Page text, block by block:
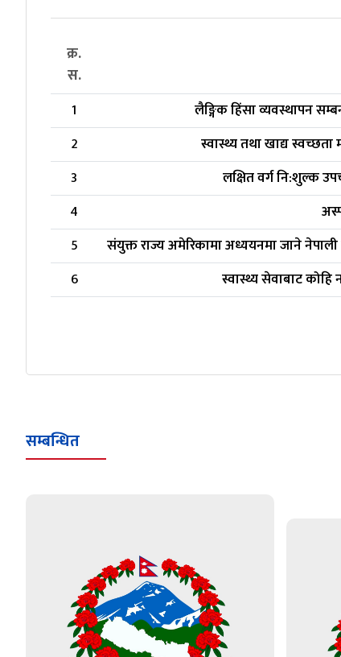
क्र.
स.
1 लैङ्गिक हिंसा व्यवस्थापन
2
स्वास्थ्य तथा खाद्य स्वच्छता
3
लक्षित वर्ग नि:शुल्क
4
5
संयुक्त राज्य अमेरिकामा अध्ययनमा जाने
6
स्वास्थ्य सेवाबाट
सम्बन्धित